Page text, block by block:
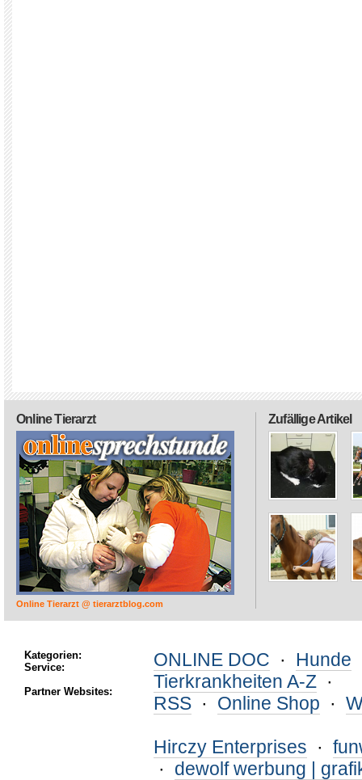
Zufällige Artikel
Online Tierarzt
Online Tierarzt @ tierarztblog.com
Kategorien:
Service:
Partner Websites:
ONLINE DOC · Hunde
Tierkrankheiten A-Z ·
RSS · Online Shop ·
Hirczy Enterprises ·
· dewolf werbung |